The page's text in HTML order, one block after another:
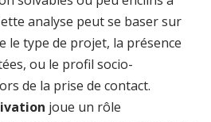
analyse peut se baser sur
le type de projet, la présence
ou le profil socio-
de la prise de contact.
joue un rôle